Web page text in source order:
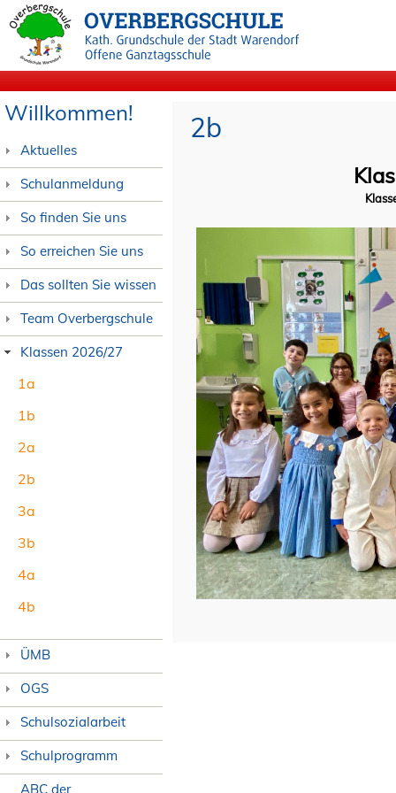
Willkommen!
Aktuelles
Schulanmeldung
So finden Sie uns
So erreichen Sie uns
Das sollten Sie wissen
Team Overbergschule
Klassen 2026/27
1a
1b
2a
2b
3a
3b
4a
4b
ÜMB
OGS
Schulsozialarbeit
Schulprogramm
ABC der
2b